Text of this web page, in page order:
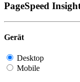
PageSpeed
Gerät
Desktop
Mobile